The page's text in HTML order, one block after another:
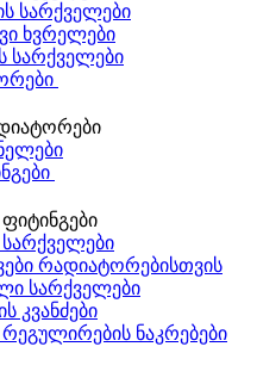
სარქველები
ხვრელები
სარქველები
რადიატორებისთვის
სარქველები
კვანძები
ნაკრებები